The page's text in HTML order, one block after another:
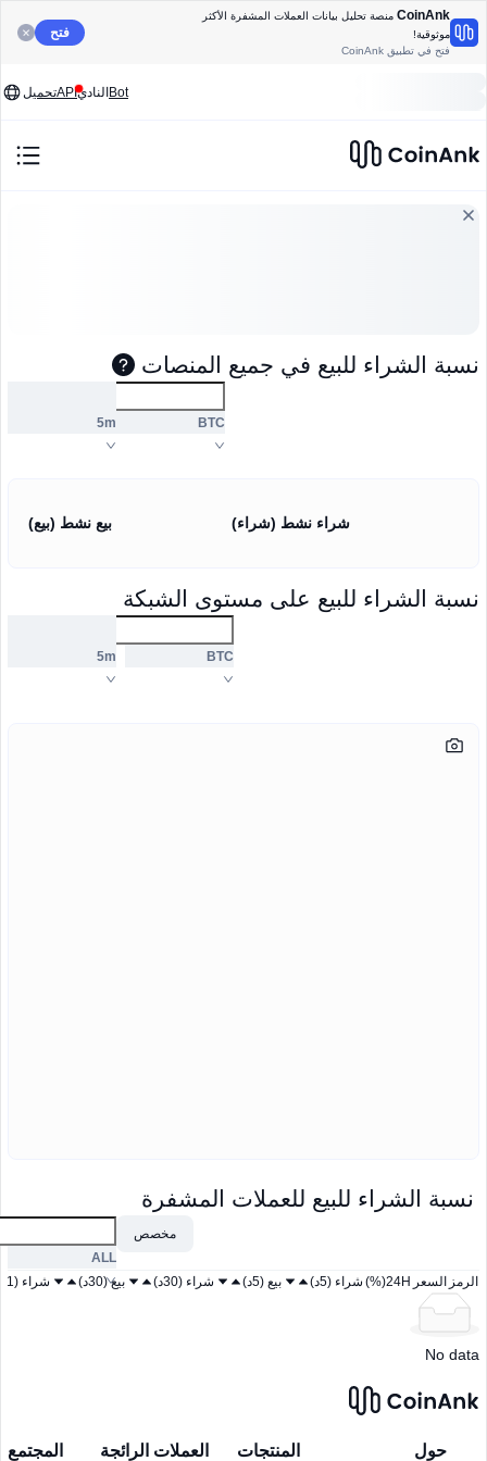
CoinAnk منصة تحليل بيانات العملات المشفرة الأكثر
موثوقية!
فتح في تطبيق CoinAnk
فتح
BotالناديAPIتحميل
نسبة الشراء للبيع في جميع المنصات
BTC
5m
شراء نشط (شراء) بيع نشط (بيع)
نسبة الشراء للبيع على مستوى الشبكة
BTC
5m
نسبة الشراء للبيع للعملات المشفرة
مخصص
ALL
الرمز
السعر 24H(%) شراء (5د) بيع (5د) شراء (30د) بيع (30د) شراء (1س)
No data
حول المنتجات العملات الرائجة المجتمع